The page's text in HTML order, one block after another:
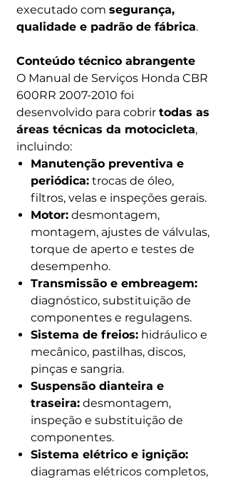
executado com segurança,
qualidade e padrão de fábrica.
Conteúdo técnico abrangente
O Manual de Serviços Honda CBR
600RR 2007-2010 foi
desenvolvido para cobrir todas as
áreas técnicas da motocicleta,
incluindo:
Manutenção preventiva e
periódica: trocas de óleo,
filtros, velas e inspeções gerais.
Motor: desmontagem,
montagem, ajustes de válvulas,
torque de aperto e testes de
desempenho.
Transmissão e embreagem:
diagnóstico, substituição de
componentes e regulagens.
Sistema de freios: hidráulico e
mecânico, pastilhas, discos,
pinças e sangria.
Suspensão dianteira e
traseira: desmontagem,
inspeção e substituição de
componentes.
Sistema elétrico e ignição:
diagramas elétricos completos,